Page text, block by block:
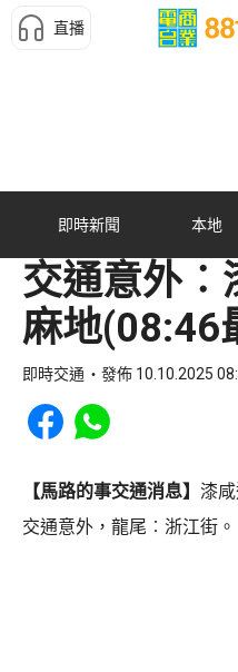
直播
即時新聞 本地
交通意外︰
麻地(08:46
即時交通 發佈 10.10.2025
Share to Facebook
Share to WhatsApp
【馬路的事交通消息】 漆
交通意外，龍尾︰浙江街。